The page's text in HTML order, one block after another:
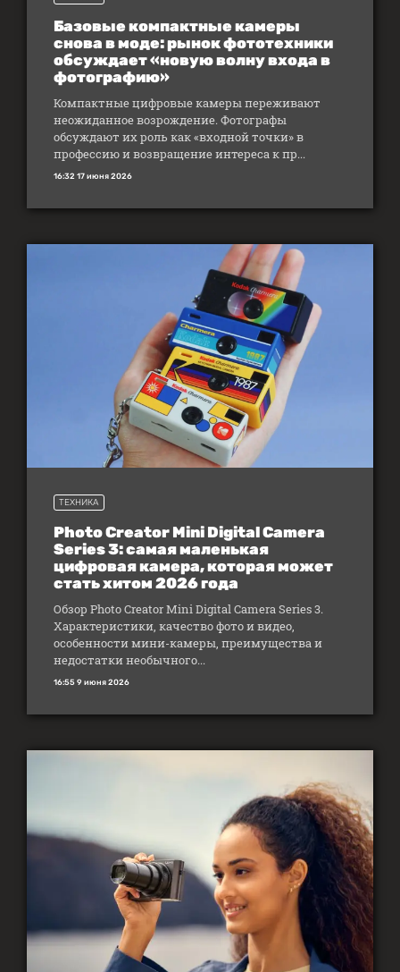
Базовые компактные камеры
снова в моде: рынок фототехники
обсуждает «новую волну входа в
фотографию»
Компактные цифровые камеры переживают
неожиданное возрождение. Фотографы
обсуждают их роль как «входной точки» в
профессию и возвращение интереса к пр...
16:32 17 июня 2026
ТЕХНИКА
Photo Creator Mini Digital Camera
Series 3: самая маленькая
цифровая камера, которая может
стать хитом 2026 года
Обзор Photo Creator Mini Digital Camera Series 3.
Характеристики, качество фото и видео,
особенности мини-камеры, преимущества и
недостатки необычного...
16:55 9 июня 2026